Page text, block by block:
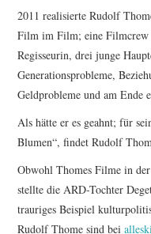
2011 realisierte Rudolf
Film im Film; eine Filmcrew
Regisseurin, drei junge
Generationsprobleme,
Geldprobleme und am Ende
Als hätte er es geahnt; für
Blumen“, findet Rudolf
Obwohl Thomes Filme in
stellte die ARD-Tochter
trauriges Beispiel
Rudolf Thome sind bei